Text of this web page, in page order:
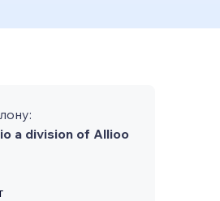
a division of Allioo